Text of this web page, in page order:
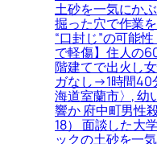
土砂を一気にか
掘った穴で作業
“口封じ”の可能
で軽傷】住人の
階建てで出火し
ガなし→1時間40
海道室蘭市〉, 幼
響か 府中町男性
18） 面談した大
ックの土砂を一